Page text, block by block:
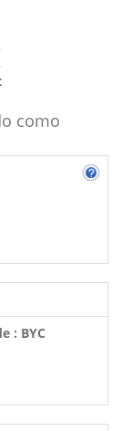
como
: BYC